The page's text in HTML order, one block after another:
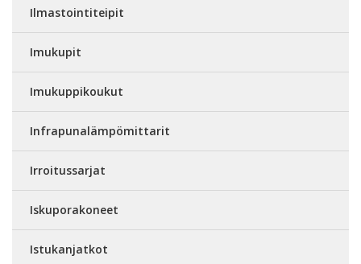
Ilmastointiteipit
Imukupit
Imukuppikoukut
Infrapunalämpömittarit
Irroitussarjat
Iskuporakoneet
Istukanjatkot